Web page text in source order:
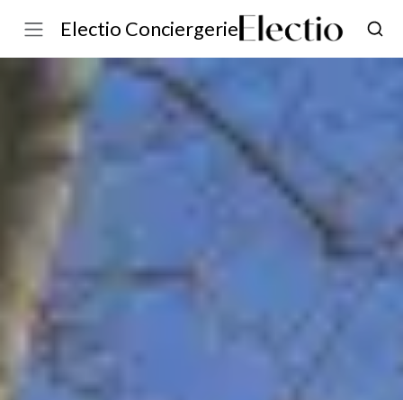
Electio Conciergerie